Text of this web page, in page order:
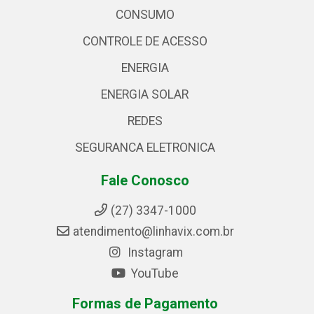
CONSUMO
CONTROLE DE ACESSO
ENERGIA
ENERGIA SOLAR
REDES
SEGURANCA ELETRONICA
Fale Conosco
(27) 3347-1000
atendimento@linhavix.com.br
Instagram
YouTube
Formas de Pagamento